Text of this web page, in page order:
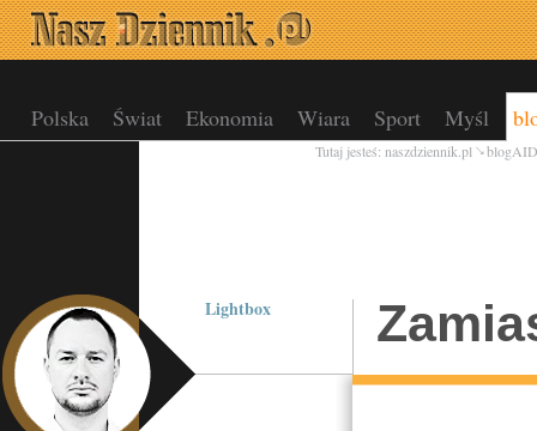
Polska Świat Ekonomia Wiara Sport Myśl
Tutaj jesteś: naszdziennik.pl blogAID
Lightbox